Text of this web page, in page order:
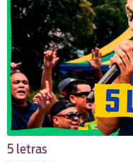
5 letras